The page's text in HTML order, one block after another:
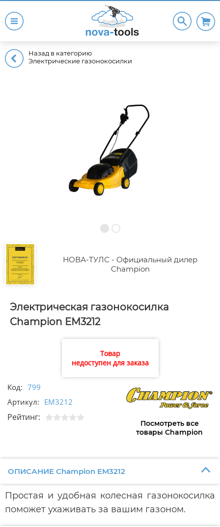
Назад в категорию
Электрические газонокосилки
НОВА-ТУЛС - Официальный дилер
Champion
Электрическая газонокосилка
Champion EM3212
Товар
недоступен для заказа
Код: 799
Артикул: EM3212
Рейтинг:
Посмотреть все
товары Champion
ОПИСАНИЕ Champion EM3212
Простая и удобная колесная газонокосилка
поможет ухаживать за вашим газоном.